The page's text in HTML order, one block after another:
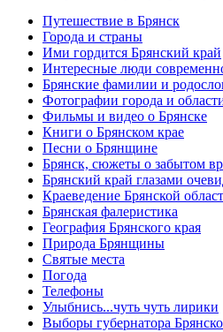
Путешествие в Брянск
Города и страны
Ими гордится Брянский край
Интересные люди
Брянские фамилии и
Фотографии города и
Фильмы и видео о Брянске
Книги о Брянском крае
Песни о Брянщине
Брянск, сюжеты о забытом
Брянский край глазами
Краеведение Брянской
Брянская фалеристика
География Брянского края
Природа Брянщины
Святые места
Погода
Телефоны
Улыбнись...чуть чуть лирики
Выборы губернатора